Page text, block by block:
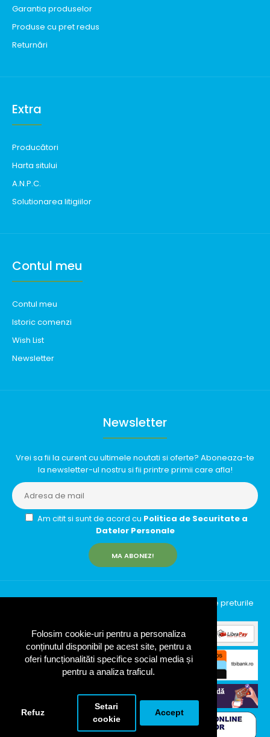
Folosim cookie-uri pentru a personaliza
conținutul disponibil pe acest site, pentru a
oferi funcționalităti specifice social media și
pentru a analiza traficul.
Refuz
Setari
cookie
Accept
Garantia produselor
Produse cu pret redus
Returnări
Extra
Producători
Harta sitului
A.N.P.C.
Solutionarea litigiilor
Contul meu
Contul meu
Istoric comenzi
Wish List
Newsletter
Newsletter
Vrei sa fii la curent cu ultimele noutati si oferte? Aboneaza-te
la newsletter-ul nostru si fii printre primii care afla!
Am citit si sunt de acord cu Politica de Securitate a
Datelor Personale
MA ABONEZ!
InfinityRun © 2026 Toate drepturile rezervate | Toate preturile